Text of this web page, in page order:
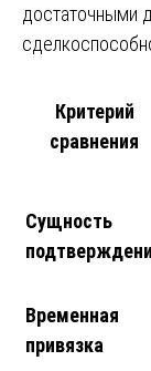
достаточными
Критерий
сравнения
Сущность
Временная
привязка